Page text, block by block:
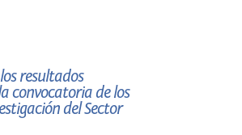
resultados
convocatoria de los
del Sector